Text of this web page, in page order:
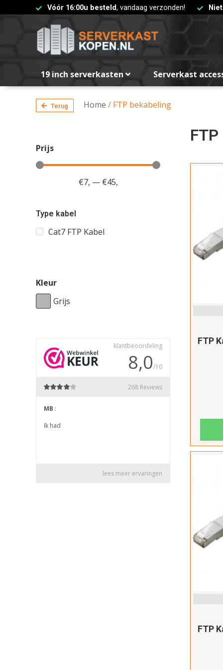
Vóór 16:00u besteld, vandaag verzonden!
19 inch serverkasten Serverkast
Terug Home / FTP bekabeling
Prijs
€7, — €45,
Type kabel
Cat7 FTP Kabel
Kleur
Grijs
FTP
FTP